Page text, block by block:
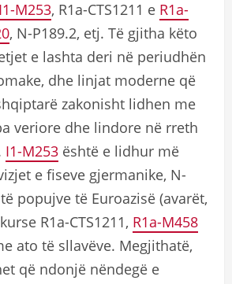
I1-M253, R1a-CTS1211 e R1a-
, N-P189.2, etj. Të gjitha këto
e lashta deri në periudhën
dhe linjat moderne që
zakonisht lidhen me
veriore dhe lindore në rreth
I1-M253 është e lidhur më
e fiseve gjermanike, N-
popujve të Euroazisë (avarët,
R1a-CTS1211, R1a-M458
ato të sllavëve. Megjithatë,
që ndonjë nëndegë e